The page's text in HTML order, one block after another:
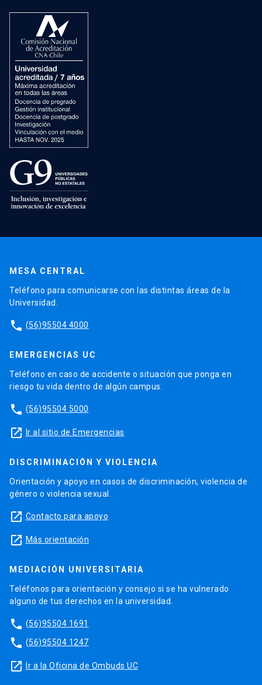
MESA CENTRAL
Teléfono para comunicarse con las distintas áreas de la
Universidad.
phone (56)95504 4000
EMERGENCIAS UC
Teléfono en caso de accidente o situación que ponga en
riesgo tu vida dentro de algún campus.
phone (56)95504 5000
launch Ir al sitio de Emergencias
DISCRIMINACIÓN Y VIOLENCIA
Orientación y apoyo en casos de discriminación, violencia de
género o violencia sexual.
launch Contacto para apoyo
launch Más orientación
MEDIACIÓN UNIVERSITARIA
Teléfonos para orientación y consejo si se ha vulnerado
alguno de tus derechos en la universidad.
phone (56)95504 1691
phone (56)95504 1247
launch Ir a la Oficina de Ombuds UC